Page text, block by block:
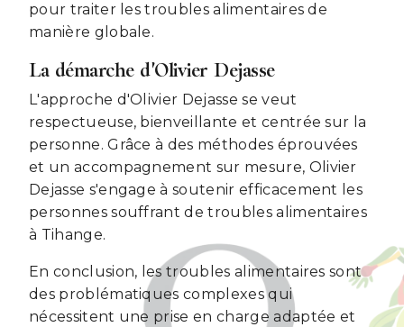
pour traiter les troubles alimentaires de
manière globale.
La démarche d'Olivier Dejasse
L'approche d'Olivier Dejasse se veut
respectueuse, bienveillante et centrée sur la
personne. Grâce à des méthodes éprouvées
et un accompagnement sur mesure, Olivier
Dejasse s'engage à soutenir efficacement les
personnes souffrant de troubles alimentaires
à Tihange.
En conclusion, les troubles alimentaires sont
des problématiques complexes qui
nécessitent une prise en charge adaptée et